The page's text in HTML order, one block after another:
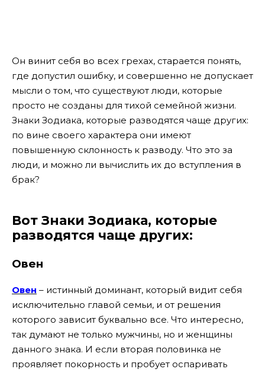
Он винит себя во всех грехах, старается понять,
где допустил ошибку, и совершенно не допускает
мысли о том, что существуют люди, которые
просто не созданы для тихой семейной жизни.
Знаки Зодиака, которые разводятся чаще других:
по вине своего характера они имеют
повышенную склонность к разводу. Что это за
люди, и можно ли вычислить их до вступления в
брак?
Вот Знаки Зодиака, которые
разводятся чаще других:
Овен
Овен – истинный доминант, который видит себя
исключительно главой семьи, и от решения
которого зависит буквально все. Что интересно,
так думают не только мужчины, но и женщины
данного знака. И если вторая половинка не
проявляет покорность и пробует оспаривать